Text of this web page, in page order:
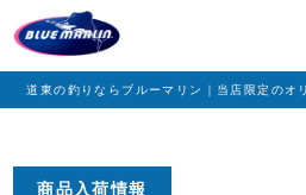
道東の釣りならブルーマリン｜当店限定のオ
商品入荷情報